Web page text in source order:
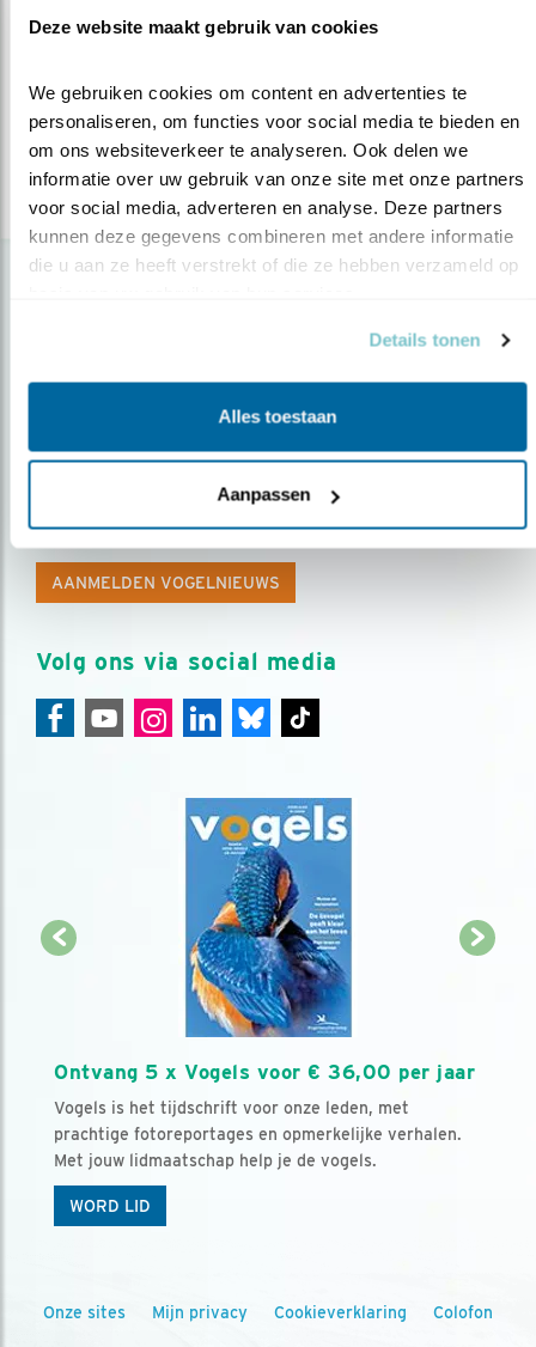
Deze website maakt gebruik van cookies
We gebruiken cookies om content en advertenties te
personaliseren, om functies voor social media te bieden en
om ons websiteverkeer te analyseren. Ook delen we
informatie over uw gebruik van onze site met onze partners
voor social media, adverteren en analyse. Deze partners
kunnen deze gegevens combineren met andere informatie
die u aan ze heeft verstrekt of die ze hebben verzameld op
Details tonen
Alles toestaan
Aanpassen
Nieuwe ‘Samen voor Biodiversiteitsprijs’
burgers.
lees meer
Op de hoogte blijven?
Meld je aan en ontvang nieuws, inspiratie, acties en tips
AANMELDEN VOGELNIEUWS
Volg ons via social media
Ontvang 5 x Vogels voor € 36,00 per jaar
Vogels is het tijdschrift voor onze leden, met
prachtige fotoreportages en opmerkelijke verhalen.
Met jouw lidmaatschap help je de vogels.
WORD LID
Onze sites Mijn privacy Cookieverklaring Colofon